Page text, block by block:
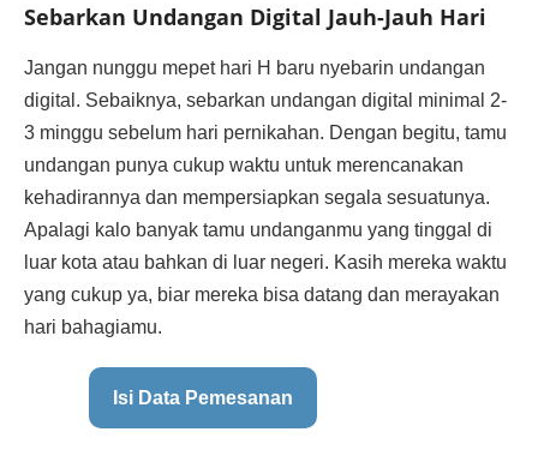
Sebarkan Undangan Digital Jauh-Jauh Hari
Jangan nunggu mepet hari H baru nyebarin undangan
digital. Sebaiknya, sebarkan undangan digital minimal 2-
3 minggu sebelum hari pernikahan. Dengan begitu, tamu
undangan punya cukup waktu untuk merencanakan
kehadirannya dan mempersiapkan segala sesuatunya.
Apalagi kalo banyak tamu undanganmu yang tinggal di
luar kota atau bahkan di luar negeri. Kasih mereka waktu
yang cukup ya, biar mereka bisa datang dan merayakan
hari bahagiamu.
Isi Data Pemesanan